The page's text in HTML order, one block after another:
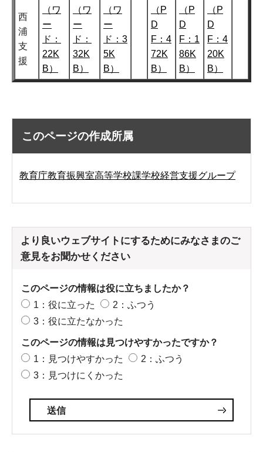
西
浦
支
援
（ワ
ー
ド：
22K
B）
（ワ
ー
ド：
32K
B）
（ワ
ー
ド：3
5K
B）
（P
D
F：4
72K
B）
（P
D
F：1
86K
B）
（P
D
F：4
20K
B）
このページの作成所属
教育庁教育振興室高等学校課学校経営支援グループ
より良いウェブサイトにするためにみなさまのご
意見をお聞かせください
このページの情報は役に立ちましたか？
1：役に立った
2：ふつう
3：役に立たなかった
このページの情報は見つけやすかったですか？
1：見つけやすかった
2：ふつう
3：見つけにくかった